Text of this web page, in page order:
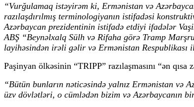
“Vurğulamaq istəyirəm ki, Ermənistan və
razılaşdırılmış terminologiyanın istifadəsi
Azərbaycan prezidentinin istifadə etdiyi ifadələr
ABŞ “Beynəlxalq Sülh və Rifaha görə Tramp
layihəsindən irəli gəlir və Ermənistan
Paşinyan ölkəsinin “TRIPP” razılaşmasını “ən
“Bütün bunların nəticəsində yalnız Ermənistan və
üzv dövlətləri, o cümlədən bizim və Azərbaycanın